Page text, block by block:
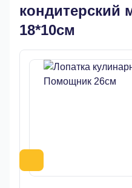
кондитерский
18*10см